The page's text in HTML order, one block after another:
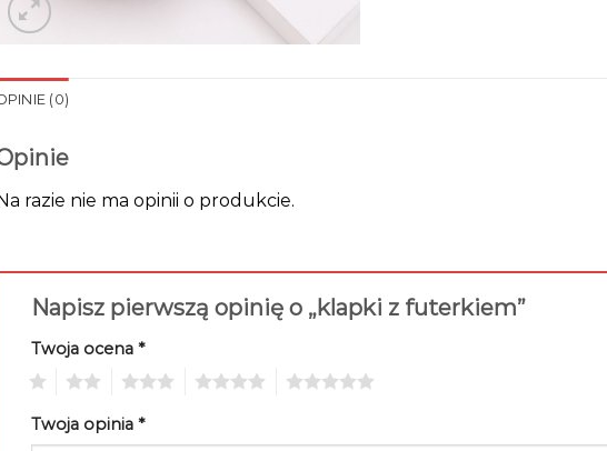
(0)
razie nie ma opinii o produkcie.
Napisz pierwszą opinię o „klapki z futerkiem”
Twoja ocena *
Twoja opinia *